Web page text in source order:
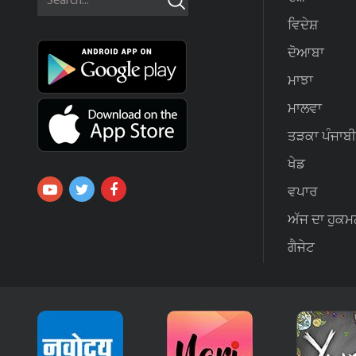
ਵਿਦੇਸ਼
ਦੋਆਬਾ
ਮਾਝਾ
ਮਾਲਵਾ
ਤੜਕਾ ਪੰਜਾਬੀ
ਖੇਡ
ਵਪਾਰ
ਅੱਜ ਦਾ
ਗੈਜੇਟ